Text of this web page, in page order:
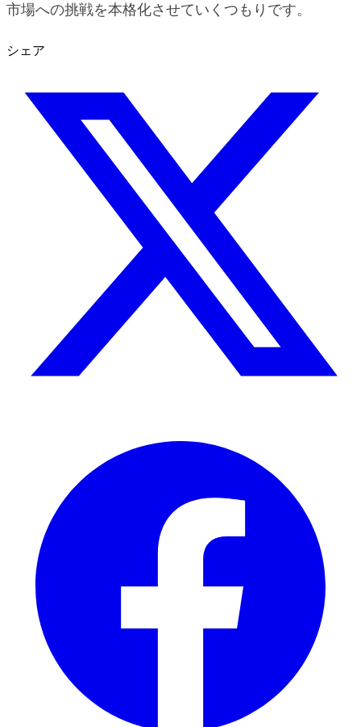
市場への挑戦を本格化させていくつもりです。
シェア